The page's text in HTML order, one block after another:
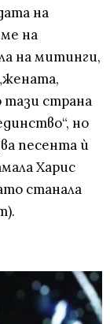
на
на
на митинги,
тази страна
но
песента ѝ
Харис
станала